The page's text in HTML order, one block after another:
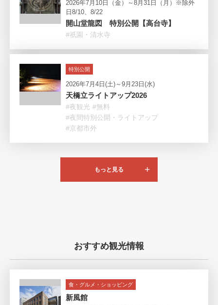
2026年7月10日（金）～8月31日（月）※除外
日8/10、8/22
開山堂龍図 特別公開【高台寺】
#祇園・清水寺
特別公開
2026年7月4日(土)～9月23日(水)
天橋立ライトアップ2026
#夜観光 #無料
#夜間特別公開・ライトアップ
#京都市外
もっと見る
おすすめ観光情報
食・グルメ・ショッピング
新風館